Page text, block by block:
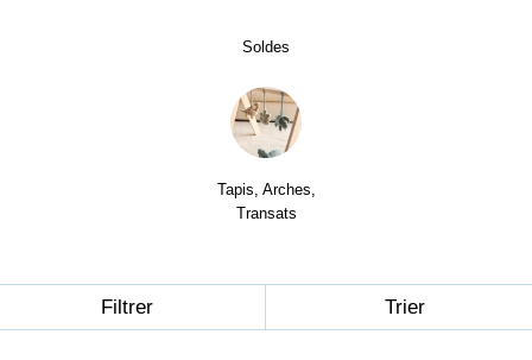
Soldes
Tapis, Arches,
Transats
Filtrer Trier